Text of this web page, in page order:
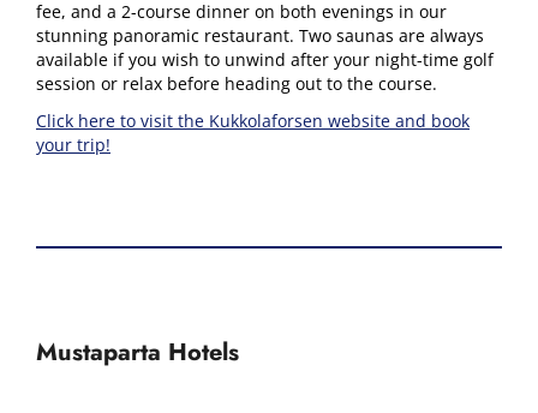
fee, and a 2-course dinner on both evenings in our
stunning panoramic restaurant. Two saunas are always
available if you wish to unwind after your night-time golf
session or relax before heading out to the course.
Click here to visit the Kukkolaforsen website and book
your trip!
Mustaparta Hotels